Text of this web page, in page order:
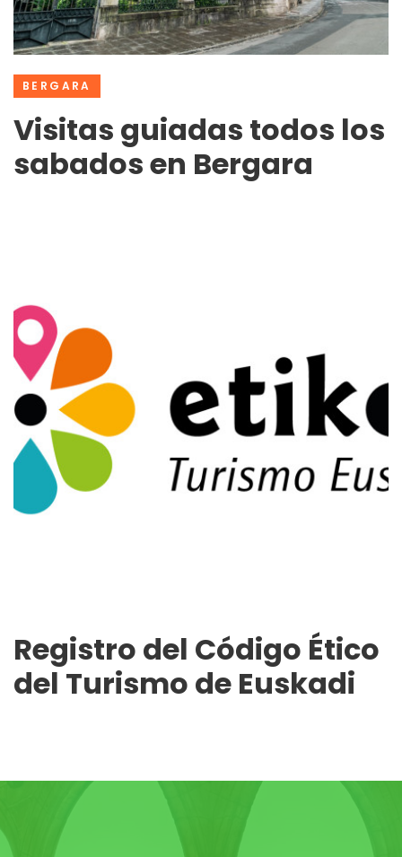
BERGARA
Visitas guiadas todos los
sabados en Bergara
Registro del Código Ético
del Turismo de Euskadi